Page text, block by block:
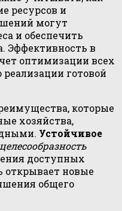
ресурсов и
могут
и обеспечить
Эффективность в
оптимизации всех
реализации готовой
которые
хозяйства,
Устойчивое
доступных
открывает новые
общего